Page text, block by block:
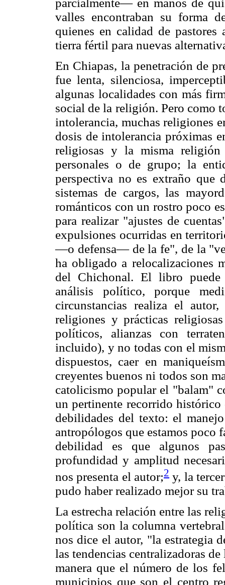
valles encontraban su forma
quienes en calidad de
tierra fértil para nuevas
En Chiapas, la penetración de
fue lenta, silenciosa,
algunas localidades con más
social de la religión. Pero como
intolerancia, muchas religiones
dosis de intolerancia próximas
religiosas y la misma religión
personales o de grupo; la
perspectiva no es extraño
sistemas de cargos, las
románticos con un rostro poco
para realizar "ajustes de
expulsiones ocurridas en
—o defensa— de la fe", de la
ha obligado a relocalizaciones
del Chichonal. El libro
análisis político, porque
circunstancias realiza el
religiones y prácticas
políticos, alianzas con
incluido), y no todas con el
dispuestos, caer en
creyentes buenos ni todos son
catolicismo popular el "balam"
un pertinente recorrido histórico
debilidades del texto: el
antropólogos que estamos poco
debilidad es que algunos
profundidad y amplitud
nos presenta el autor;2 y, la
pudo haber realizado mejor su
La estrecha relación entre las
política son la columna
nos dice el autor, "la estrategia
las tendencias centralizadoras
manera que el número de los
municipios que son el centro